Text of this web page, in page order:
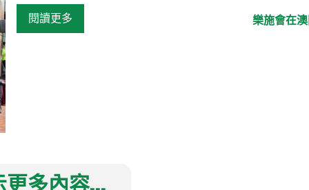
閱讀更多 樂施會在
更多內容...